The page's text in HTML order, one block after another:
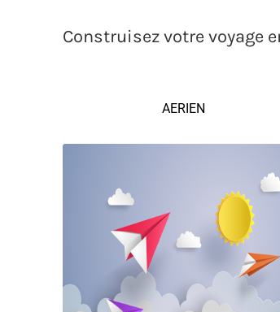
Construisez votre voyage
AERIEN